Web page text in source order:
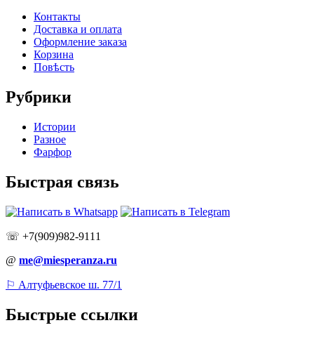
Контакты
Доставка и оплата
Оформление заказа
Корзина
Повѣсть
Рубрики
Истории
Разное
Фарфор
Быстрая связь
☏ +7(909)982-9111
@ me@miesperanza.ru
⚐ Алтуфьевское ш. 77/1
Быстрые ссылки